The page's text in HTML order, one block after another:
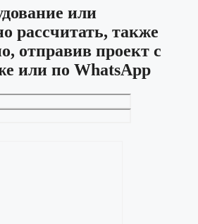
или
рассчитать, также
отправив проект с
или по WhatsApp